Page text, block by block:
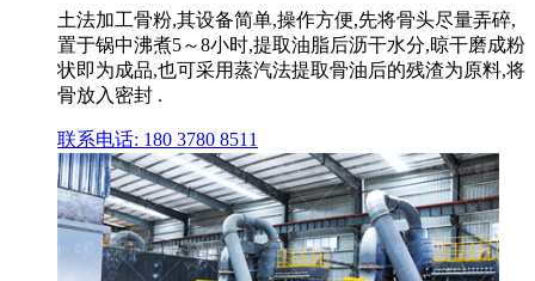
土法加工骨粉,其设备简单,操作方便,先将骨头尽量弄碎,
置于锅中沸煮5～8小时,提取油脂后沥干水分,晾干磨成粉
状即为成品,也可采用蒸汽法提取骨油后的残渣为原料,将
骨放入密封 .
联系电话: 180 3780 8511